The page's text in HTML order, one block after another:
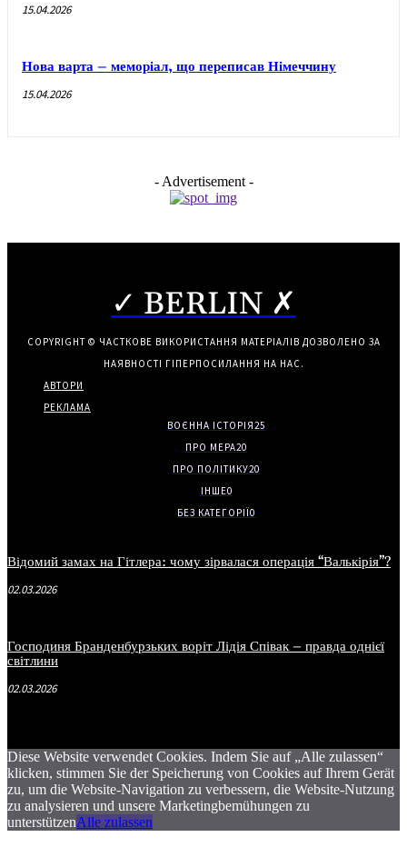
15.04.2026
Нова варта – меморіал, що переписав Німеччину
15.04.2026
- Advertisement -
✓ BERLIN ✗
COPYRIGHT © ЧАСТКОВЕ ВИКОРИСТАННЯ МАТЕРІАЛІВ ДОЗВОЛЕНО ЗА
НАЯВНОСТІ ГІПЕРПОСИЛАННЯ НА НАС.
АВТОРИ
РЕКЛАМА
ВОЄННА ІСТОРІЯ25
ПРО МЕРА20
ПРО ПОЛІТИКУ20
ІНШЕ0
БЕЗ КАТЕГОРІЇ0
Відомий замах на Гітлера: чому зірвалася операція “Валькірія”?
02.03.2026
Господиня Бранденбурзьких воріт Лідія Співак – правда однієї
світлини
02.03.2026
Diese Website verwendet Cookies. Indem Sie auf „Alle zulassen“
klicken, stimmen Sie der Speicherung von Cookies auf Ihrem Gerät
zu, um die Website-Navigation zu verbessern, die Website-Nutzung
zu analysieren und unsere Marketingbemühungen zu
unterstützenAlle zulassen